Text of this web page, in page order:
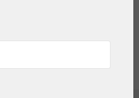
toolbar.show